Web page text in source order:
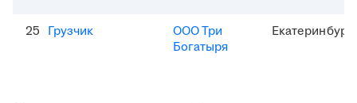
25 Грузчик
ООО Три
Богатыря
Екатеринбург